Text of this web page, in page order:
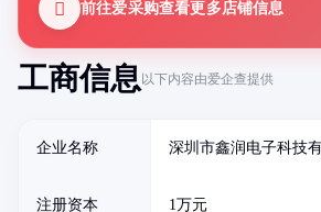
工商信息以下内容由爱企查提供
企业名称 深圳市鑫润电子科技
注册资本 1万元
前往爱采购查看更多店铺信息